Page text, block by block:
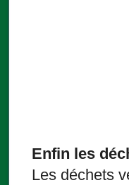
Enfin les
Les déchets